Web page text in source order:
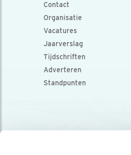
Contact
Organisatie
Vacatures
Jaarverslag
Tijdschriften
Adverteren
Standpunten